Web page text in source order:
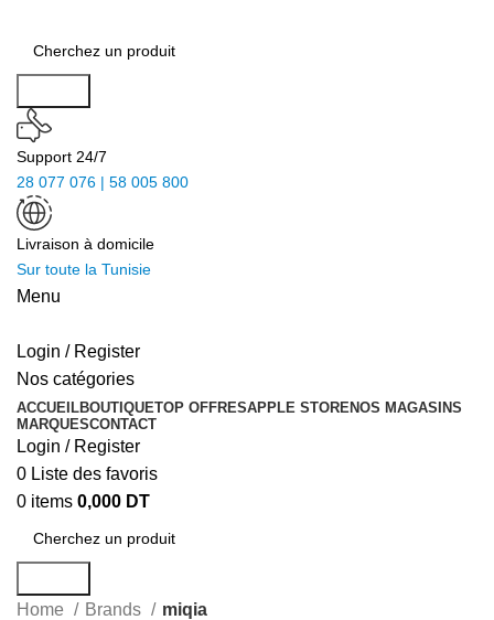
Support 24/7
28 077 076 | 58 005 800
Livraison à domicile
Sur toute la Tunisie
Menu
Login / Register
Nos catégories
ACCUEILBOUTIQUETOP OFFRESAPPLE STORENOS MAGASINS
MARQUESCONTACT
Login / Register
0 Liste des favoris
0 items 0,000 DT
Home Brands
miqia